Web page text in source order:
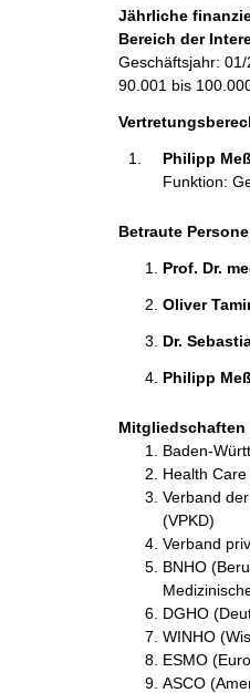
h
a
l
Jährliche
Bereich der
Geschäftsjahr:
90.001 bis
Philipp
Funktion:
Betraute
Prof. Dr.
Oliver
Dr.
Philipp
Mitgliedschaften
Baden-
Health
Verband
(VPKD)
Verband
BNHO
DGHO
WINHO
ESMO
ASCO